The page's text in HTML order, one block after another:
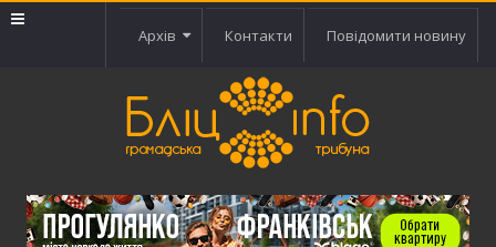
Архів Контакти Повідомити новину